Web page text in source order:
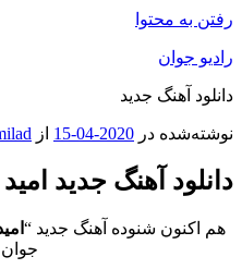
رفتن به محتوا
رادیو جوان
دانلود آهنگ جدید
نوشته‌شده در 2020-04-15 از
دانلود آهنگ جدید
هم اکنون شنوده آهنگ جدید “
جوان